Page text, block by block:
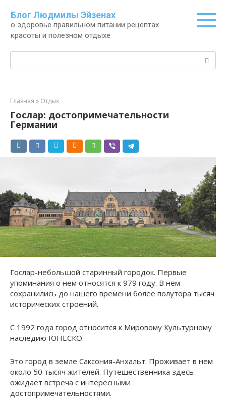
контенту
Блог Людмилы Эйзенах
о здоровье правильном питании рецептах
красоты и полезном отдыхе
Главная » Отдых
Гослар: достопримечательности
Германии
Гослар-небольшой старинный городок. Первые
упоминания о нем относятся к 979 году. В нем
сохранились до нашего времени более полутора тысяч
исторических строений.
С 1992 года город относится к Мировому Культурному
наследию ЮНЕСКО.
Это город в земле Саксония-Анхальт. Проживает в нем
около 50 тысяч жителей. Путешественника здесь
ожидает встреча с интересными
достопримечательностями.